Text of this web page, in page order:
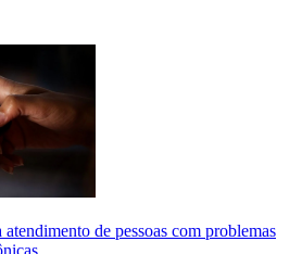
de pessoas com problemas